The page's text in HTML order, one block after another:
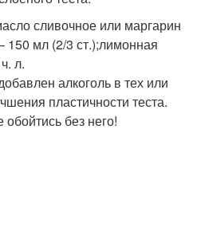
сливочное или маргарин
150 мл (2/3 ст.);лимонная
л.
алкоголь в тех или
пластичности теста.
без него!